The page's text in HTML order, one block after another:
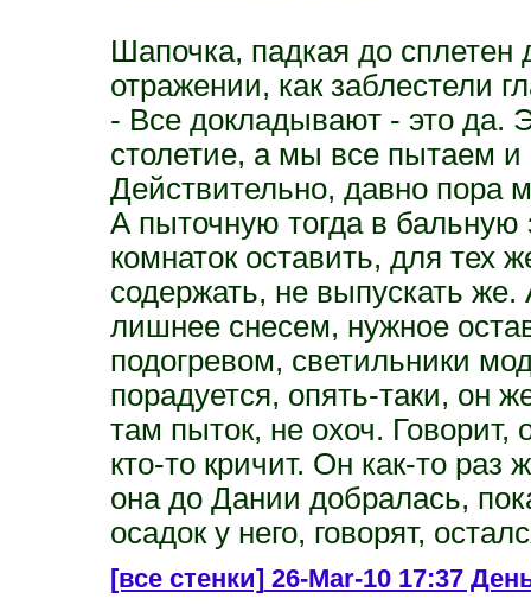
Шапочка, падкая до
отражении, как заблестели
- Все докладывают - это да.
столетие, а мы все пытаем
Действительно, давно пора
А пыточную тогда в бальную
комнаток оставить, для тех
содержать, не выпускать
лишнее снесем, нужное
подогревом, светильники
порадуется, опять-таки, он
там пыток, не охоч. Говорит,
кто-то кричит. Он как-то
она до Дании добралась,
осадок у него, говорят,
[все стенки]26-Mar-10 17:37